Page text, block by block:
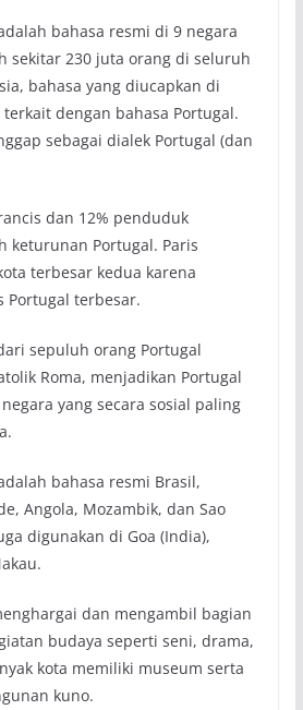
bahasa resmi di 9 negara
sekitar 230 juta orang di seluruh
bahasa yang diucapkan di
dengan bahasa Portugal.
sebagai dialek Portugal (dan
dan 12% penduduk
keturunan Portugal. Paris
terbesar kedua karena
Portugal terbesar.
sepuluh orang Portugal
Roma, menjadikan Portugal
yang secara sosial paling
bahasa resmi Brasil,
Angola, Mozambik, dan Sao
digunakan di Goa (India),
dan mengambil bagian
budaya seperti seni, drama,
kota memiliki museum serta
kuno.